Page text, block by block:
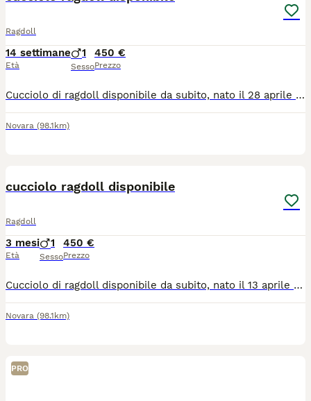
Ragdoll
14 settimane
Età
1
Sesso
450 €
Prezzo
Cucciolo di ragdoll disponibile da subito, nato il 28 aprile Con il suo carattere tranquillo e dolcissimo, il ragdoll è adatto anche per famiglie e come prima esperienza con un gatto. Facile da gestire, ama la compagnia e le coccole. Già svezzato con cibo secco e abituato alla lettiera e al tiragraffi Già vaccinato con prima dose di trivalente (panleucopenia, herpesvirus e calicivirus) , doppio trattamento antiparassitario eseguito con milbemax e libretto sanitario. I GENITORI VIVONO IN CASA CON NOI E HANNO ENTRAMBI IL PEDIGREE (visibile a richiesta) con linee di sangue esenti dalle principali patologie della razza. ( HCM e PKD N/N). Il cucciolo non ha pedigree. Consegna di persona. Tutti i nostri cuccioli vivono in casa con noi, quindi per motivi di privacy non consentiamo visite nella nostra abitazione. Molte altre foto e video a richiesta. Prezzo 450 euro Solo persone serie, educate e davvero interessate
Novara (98.1km)
cucciolo ragdoll disponibile
Ragdoll
3 mesi
Età
1
Sesso
450 €
Prezzo
Cucciolo di ragdoll disponibile da subito, nato il 13 aprile Con il suo carattere tranquillo e dolcissimo, il ragdoll è adatto anche per famiglie e come prima esperienza con un gatto. Facile da gestire, ama la compagnia e le coccole. Già svezzato con cibo secco e abituato alla lettiera e al tiragraffi Già vaccinato con prima dose di trivalente (panleucopenia, herpesvirus e calicivirus) , doppio trattamento antiparassitario eseguito con milbemax e libretto sanitario. I GENITORI VIVONO IN CASA CON NOI E HANNO ENTRAMBI IL PEDIGREE (visibile a richiesta) con linee di sangue esenti dalle principali patologie della razza. ( HCM e PKD N/N). Il cucciolo non ha pedigree. Consegna di persona a Romagnano Sesia e limitrofi. I cuccioli vivono in casa con noi per cui per motivi di privacy non consentiamo visite nella nostra abitazione. Molte altre foto e video a richiesta. Prezzo 450 euro Solo persone serie, educate e interessate Grazie.
Novara (98.1km)
PRO